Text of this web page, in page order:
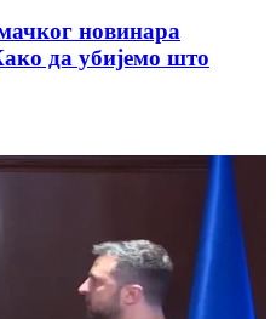
новинара
да убијемо што